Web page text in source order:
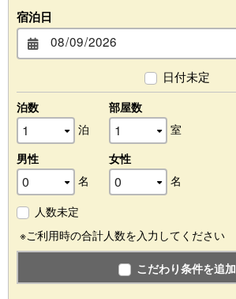
宿泊日
日付未定
泊数
泊
部屋数
室
男性
名
女性
名
人数未定
※ご利用時の合計人数を入力してください
こだわり条件を追加